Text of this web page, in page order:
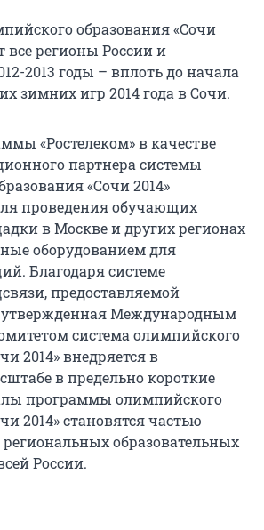
образования «Сочи
все регионы России и
2013 годы – вплоть до начала
зимних игр 2014 года в Сочи.
«Ростелеком» в качестве
партнера системы
«Сочи 2014»
проведения обучающих
в Москве и других регионах
оборудованием для
Благодаря системе
предоставляемой
утвержденная Международным
система олимпийского
2014» внедряется в
в предельно короткие
программы олимпийского
2014» становятся частью
образовательных
России.